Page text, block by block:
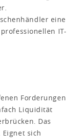
eine
IT-
Forderungen
Liquidität
Das
sich